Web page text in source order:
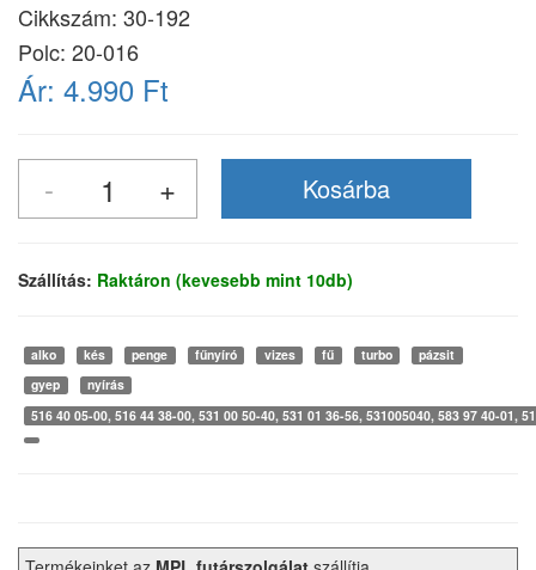
Cikkszám: 30-192
Polc: 20-016
Ár: 4.990 Ft
Szállítás: Raktáron (kevesebb mint 10db)
alko kés penge fűnyíró vizes fű turbo
pázsit
gyep
nyírás
516 40 05-00, 516 44 38-00, 531 00 50-40, 531 01 36-56, 531005040, 583 97 40-01,